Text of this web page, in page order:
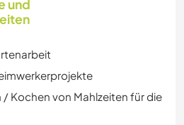
und
/ Kochen von Mahlzeiten für die